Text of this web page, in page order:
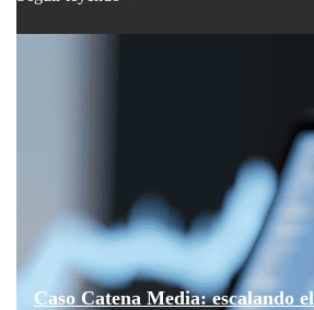
Caso Catena Media: escalando el